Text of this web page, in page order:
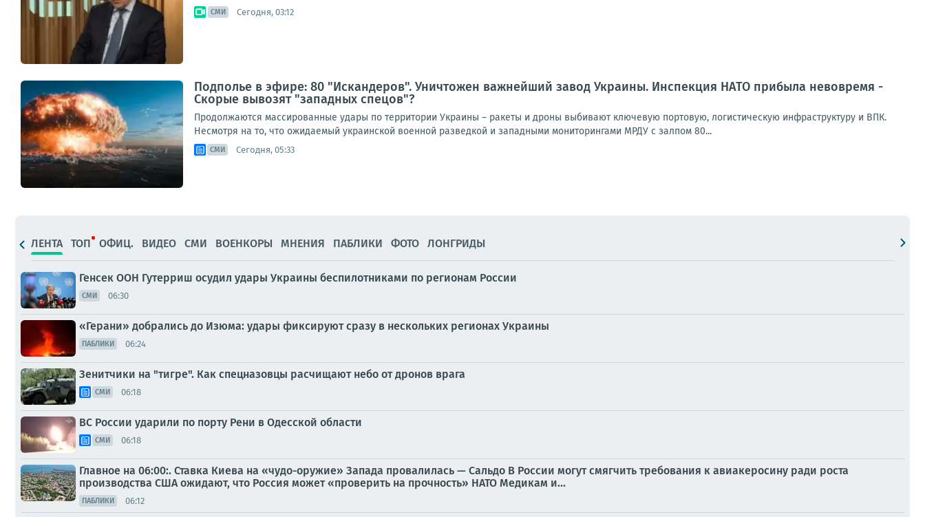
СМИ Сегодня, 03:12
Подполье в эфире: 80 "Искандеров". Уничтожен важнейший завод Украины. Инспекция НАТО прибыла невовремя -
Скорые вывозят "западных спецов"?
Продолжаются массированные удары по территории Украины – ракеты и дроны выбивают ключевую портовую, логистическую инфраструктуру и ВПК.
Несмотря на то, что ожидаемый украинской военной разведкой и западными мониторингами МРДУ с залпом 80...
СМИ Сегодня, 05:33
ЛЕНТА ТОП ОФИЦ. ВИДЕО СМИ ВОЕНКОРЫ МНЕНИЯ ПАБЛИКИ ФОТО ЛОНГРИДЫ
Генсек ООН Гутерриш осудил удары Украины беспилотниками по регионам России
СМИ 06:30
«Герани» добрались до Изюма: удары фиксируют сразу в нескольких регионах Украины
ПАБЛИКИ 06:24
Зенитчики на "тигре". Как спецназовцы расчищают небо от дронов врага
СМИ 06:18
ВС России ударили по порту Рени в Одесской области
СМИ 06:18
Главное на 06:00:. Ставка Киева на «чудо-оружие» Запада провалилась — Сальдо В России могут смягчить требования к авиакеросину ради роста
производства США ожидают, что Россия может «проверить на прочность» НАТО Медикам и...
ПАБЛИКИ 06:12